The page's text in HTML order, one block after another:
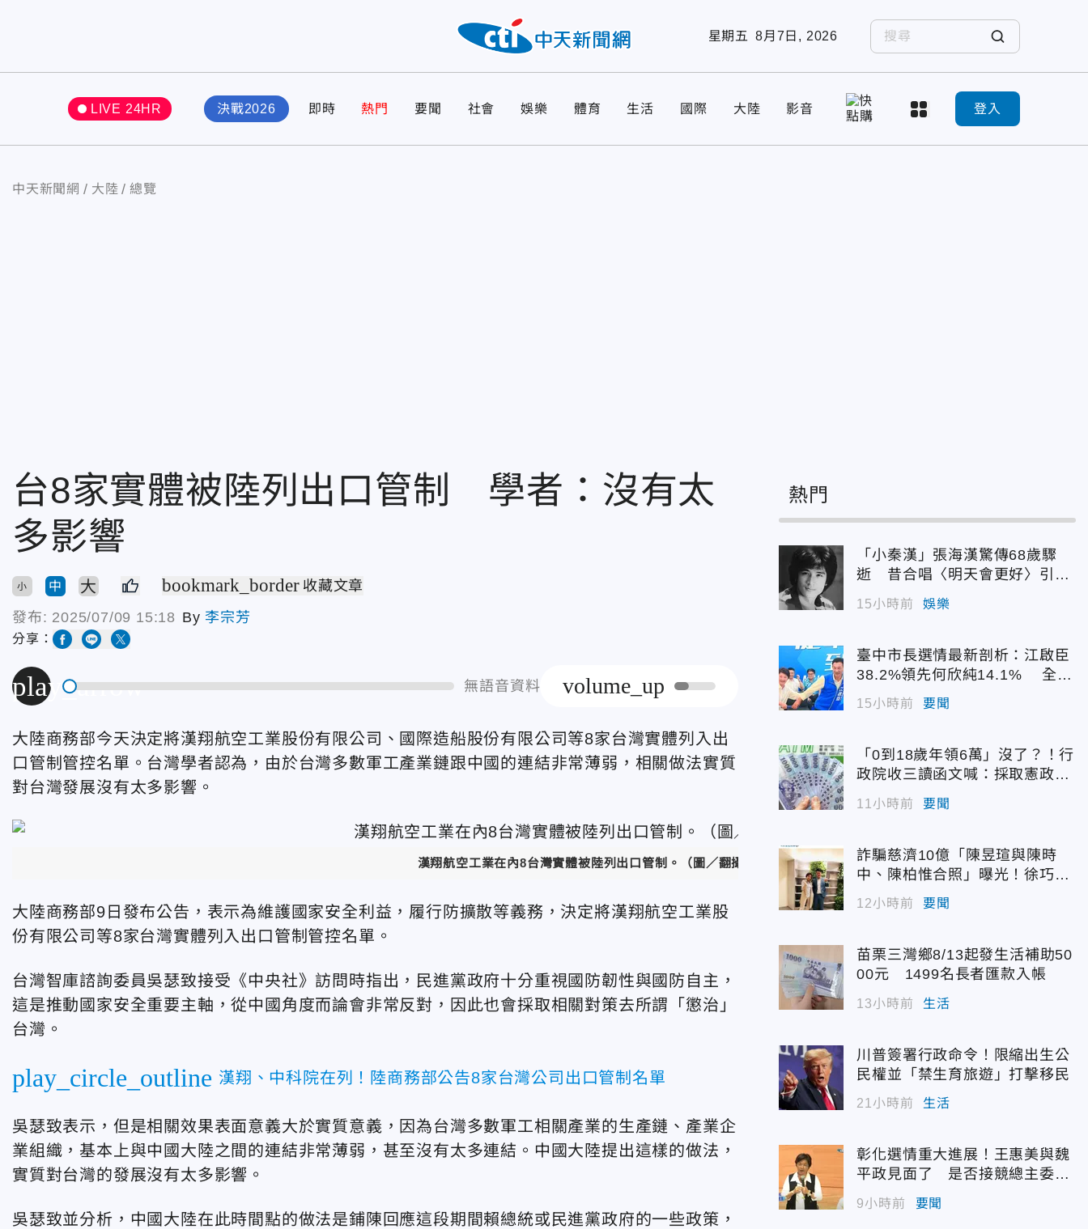
星期五 8月7日, 2026
LIVE 24HR 決戰2026 即時 熱門 要聞 社會 娛樂 體育 生活 國際 大陸 影音 登入
中天新聞網 大陸 總覽
台8家實體被陸列出口管制 學者：沒有太
多影響
小 中 大 bookmark_border 收藏文章
發布: 2025/07/09 15:18 By 李宗芳
分享：
play_arrow 無語音資料 volume_up
大陸商務部今天決定將漢翔航空工業股份有限公司、國際造船股份有限公司等8家台灣實體列入出
口管制管控名單。台灣學者認為，由於台灣多數軍工產業鏈跟中國的連結非常薄弱，相關做法實質
對台灣發展沒有太多影響。
漢翔航空工業在內8台灣實體被陸列出口管制。（圖／翻攝漢翔航空工業官網）
大陸商務部9日發布公告，表示為維護國家安全利益，履行防擴散等義務，決定將漢翔航空工業股
份有限公司等8家台灣實體列入出口管制管控名單。
台灣智庫諮詢委員吳瑟致接受《中央社》訪問時指出，民進黨政府十分重視國防韌性與國防自主，
這是推動國家安全重要主軸，從中國角度而論會非常反對，因此也會採取相關對策去所謂「懲治」
台灣。
play_circle_outline 漢翔、中科院在列！陸商務部公告8家台灣公司出口管制名單
吳瑟致表示，但是相關效果表面意義大於實質意義，因為台灣多數軍工相關產業的生產鏈、產業企
業組織，基本上與中國大陸之間的連結非常薄弱，甚至沒有太多連結。中國大陸提出這樣的做法，
實質對台灣的發展沒有太多影響。
吳瑟致並分析，中國大陸在此時間點的做法是鋪陳回應這段期間賴總統或民進黨政府的一些政策，
熱門
「小秦漢」張海漢驚傳68歲驟
逝 昔合唱〈明天會更好〉引追
15小時前 娛樂
臺中市長選情最新剖析：江啟臣
38.2%領先何欣純14.1% 全世
代支持度全面居首
15小時前 要聞
「0到18歲年領6萬」沒了？！行
政院收三讀函文喊：採取憲政作
11小時前 要聞
詐騙慈濟10億「陳昱瑄與陳時
中、陳柏惟合照」曝光！徐巧芯
震撼出手
12小時前 要聞
苗栗三灣鄉8/13起發生活補助50
00元 1499名長者匯款入帳
13小時前 生活
川普簽署行政命令！限縮出生公
民權並「禁生育旅遊」打擊移民
21小時前 生活
彰化選情重大進展！王惠美與魏
平政見面了 是否接競總主委態
度曝光
9小時前 要聞